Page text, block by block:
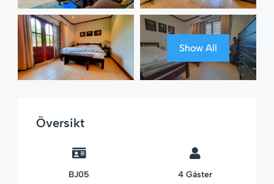
Show All
Översikt
BJ05 4 Gäster